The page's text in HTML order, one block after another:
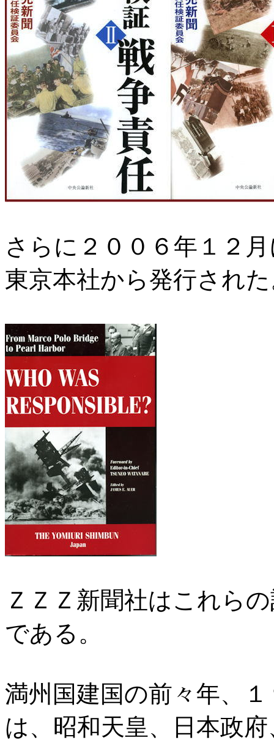
さらに２００６年１２
東京本社から発行され
ＺＺＺ新聞社はこれら
である。
満州国建国の前々年、
は、昭和天皇、日本政府